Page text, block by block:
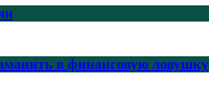
в финансовую ловушку